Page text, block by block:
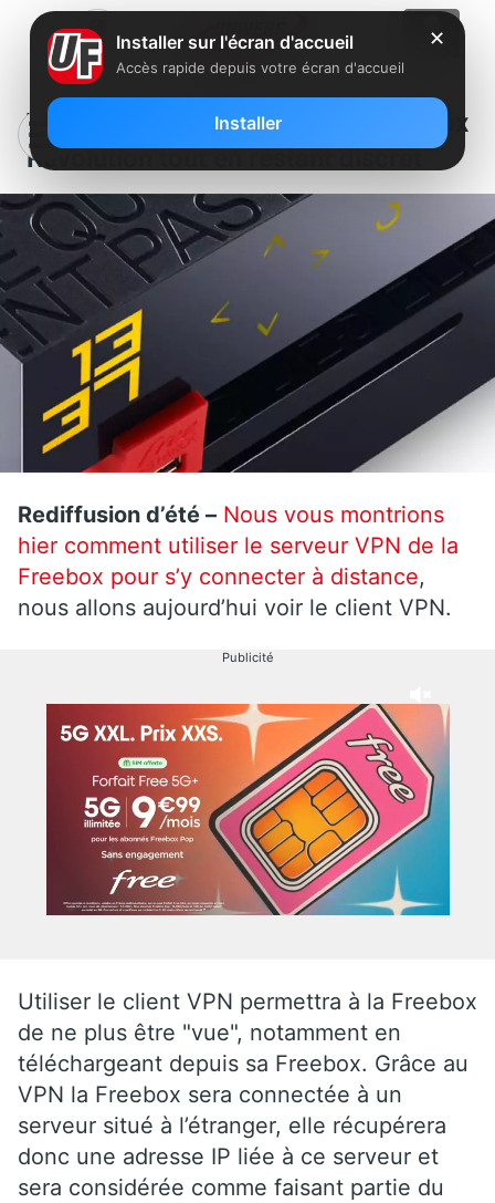
Tuto : téléchargez depuis la Freebox
Révolution tout en restant discret
Rediffusion d’été – Nous vous montrions
hier comment utiliser le serveur VPN de la
Freebox pour s’y connecter à distance,
nous allons aujourd’hui voir le client VPN.
Publicité
Utiliser le client VPN permettra à la Freebox
de ne plus être "vue", notamment en
téléchargeant depuis sa Freebox. Grâce au
VPN la Freebox sera connectée à un
serveur situé à l’étranger, elle récupérera
donc une adresse IP liée à ce serveur et
sera considérée comme faisant partie du
✕
Installer sur l'écran d'accueil
Accès rapide depuis votre écran d'accueil
Installer